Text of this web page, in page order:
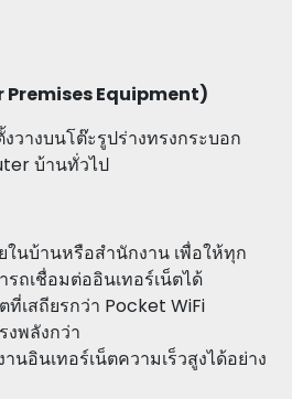
Premises Equipment)
างบนโต๊ะรูปร่างทรงกระบอก
บ้านทั่วไป
ในบ้านหรือสำนักงาน เพื่อให้ทุก
ถเชื่อมต่ออินเทอร์เน็ตได้
เสถียรกว่า Pocket WiFi
งพลังกว่า
นอินเทอร์เน็ตความเร็วสูงได้อย่าง